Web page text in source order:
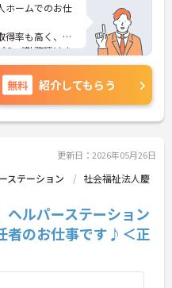
ホームでのお仕
得率も高く、ご
らご勤務頂けま
でお問い合わ
します！
無料 紹介してもらう
更新日：2026年05月26日
ステーション
社会福祉法人慶
ヘルパーステーション
者のお仕事です♪＜正